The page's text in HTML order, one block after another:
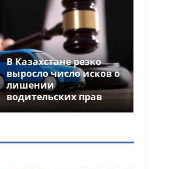
В Казахстане резко
выросло число исков о
лишении
водительских прав